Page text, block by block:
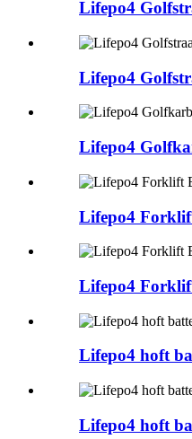
Lifepo4
Lifepo4
Lifepo4
Lifepo4
Lifepo4
Lifepo4 hoft
Lifepo4 hoft